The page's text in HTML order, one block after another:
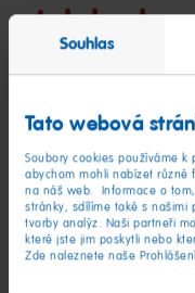
Souhlas
Tato webová
Soubory cookies používáme
abychom mohli nabízet různé
na náš web. Informace o
stránky, sdílíme také s našimi
tvorby analýz. Naši partneři
které jste jim poskytli nebo
Zde naleznete naše
Jak krok
oslavu
Nápad je na světě –
Abychom z hesla
nezapomenutelných
připravit. Budete tak